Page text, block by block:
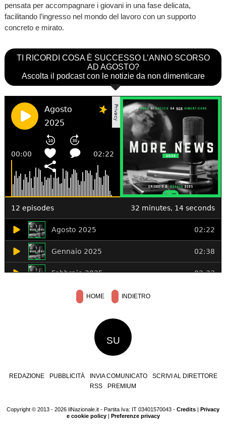
pensata per accompagnare i giovani in una fase delicata,
facilitando l’ingresso nel mondo del lavoro con un supporto
concreto e mirato.
TI RICORDI COSA È SUCCESSO L’ANNO SCORSO
AD AGOSTO?
Ascolta il podcast con le notizie da non dimenticare
HOME INDIETRO
SU
REDAZIONE PUBBLICITÀ INVIA COMUNICATO
SCRIVI AL DIRETTORE
RSS
PREMIUM
Copyright © 2013 - 2026 IlNazionale.it - Partita Iva: IT 03401570043 - Credits | Privacy
e cookie policy| Preferenze privacy